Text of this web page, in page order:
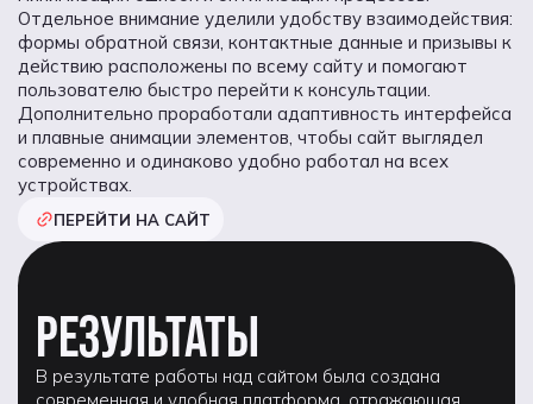
Отдельное внимание уделили удобству взаимодействия:
формы обратной связи, контактные данные и призывы к
действию расположены по всему сайту и помогают
пользователю быстро перейти к консультации.
Дополнительно проработали адаптивность интерфейса
и плавные анимации элементов, чтобы сайт выглядел
современно и одинаково удобно работал на всех
устройствах.
ПЕРЕЙТИ НА САЙТ
РЕЗУЛЬТАТЫ
В результате работы над сайтом была создана